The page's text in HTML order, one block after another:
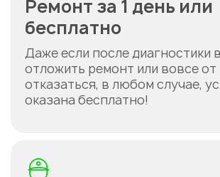
Ремонт за 1 день или
бесплатно
Даже если после диагностики
отложить ремонт или вовсе от
отказаться, в любом случае,
оказана бесплатно!